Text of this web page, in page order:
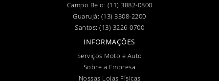
Campo Belo: (11) 3882-0800
Guarujá: (13) 3308-2200
Santos: (13) 3226-0700
INFORMAÇÕES
Serviços Moto e Auto
Sobre a Empresa
Nossas Lojas Físicas